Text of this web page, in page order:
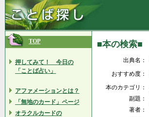
TOP
押してみて！ 今日の
「ことば占い」
アファメーションとは？
「無地のカード」ページ
オラクルカードの
■本の検索■
出典名：
おすすめ度：
本のカテゴリ：
副題：
著者：